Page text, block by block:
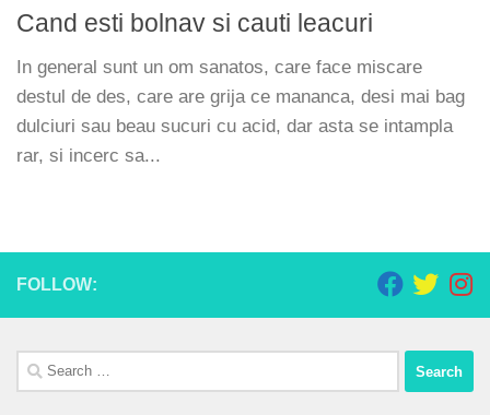
Cand esti bolnav si cauti leacuri
In general sunt un om sanatos, care face miscare
destul de des, care are grija ce mananca, desi mai bag
dulciuri sau beau sucuri cu acid, dar asta se intampla
rar, si incerc sa...
FOLLOW:
Search
for: